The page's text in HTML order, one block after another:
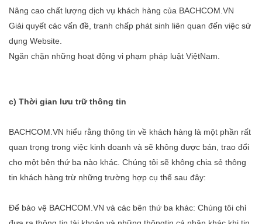
Nâng cao chất lượng dịch vụ khách hàng của BACHCOM.VN
Giải quyết các vấn đề, tranh chấp phát sinh liên quan đến việc sử
dụng Website.
Ngăn chặn những hoạt động vi phạm pháp luật ViệtNam.
c) Thời gian lưu trữ thông tin
BACHCOM.VN hiểu rằng thông tin về khách hàng là một phần rất
quan trọng trong việc kinh doanh và sẽ không được bán, trao đổi
cho một bên thứ ba nào khác. Chúng tôi sẽ không chia sẻ thông
tin khách hàng trừ những trường hợp cụ thể sau đây:
Để bảo vệ BACHCOM.VN và các bên thứ ba khác: Chúng tôi chỉ